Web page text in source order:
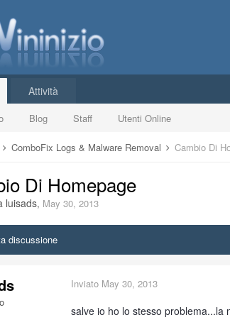
Blog Staff Utenti Online
Attività
ComboFix Logs & Malware Removal Cambio Di
Di Homepage
luisads, May 30, 2013
discussione
Inviato May 30, 2013
salve io ho lo stesso problema...la